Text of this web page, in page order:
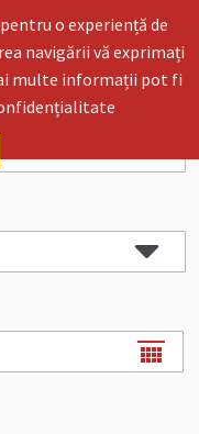
o experiență de
navigării vă exprimați
multe informații pot fi